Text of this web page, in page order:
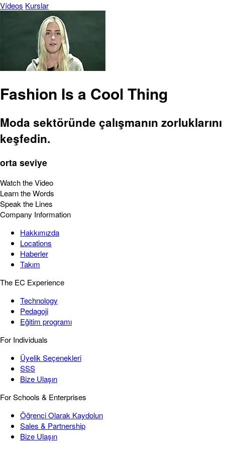
Vídeos Kurslar
Fashion Is a Cool Thing
Moda sektöründe çalışmanın zorluklarını
keşfedin.
orta seviye
Watch the Video
Learn the Words
Speak the Lines
Company Information
Hakkımızda
Locations
Haberler
Takım
The EC Experience
Technology
Pedagoji
Eğitim programı
For Individuals
Üyelik Seçenekleri
SSS
Bize Ulaşın
For Schools & Enterprises
Öğrenci Olarak Kaydolun
Sales & Partnership
Bize Ulaşın